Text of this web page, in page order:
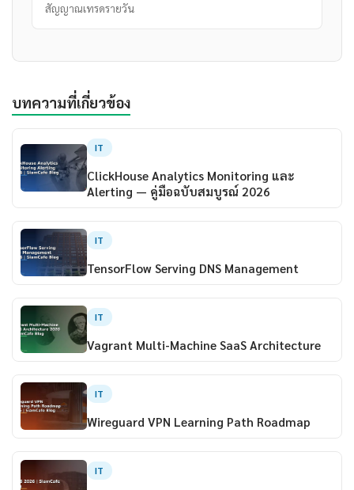
สัญญาณเทรดรายวัน
บทความที่เกี่ยวข้อง
IT
ClickHouse Analytics Monitoring และ
Alerting — คู่มือฉบับสมบูรณ์ 2026
IT
TensorFlow Serving DNS Management
IT
Vagrant Multi-Machine SaaS Architecture
IT
Wireguard VPN Learning Path Roadmap
IT